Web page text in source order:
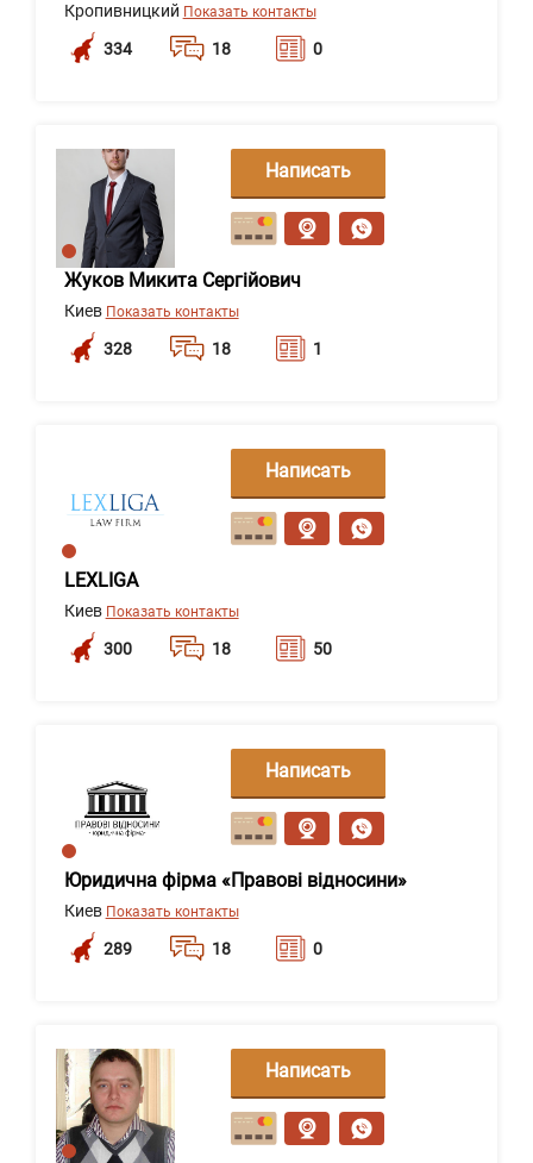
Кропивницкий Показать контакты
334 18 0
Жуков Микита Сергійович
Киев Показать контакты
328 18 1
Написать
сообщение
LEXLIGA
Киев Показать контакты
300 18 50
Написать
сообщение
Юридична фірма «Правові відносини»
Киев Показать контакты
289 18 0
Написать
сообщение
Написать
сообщение